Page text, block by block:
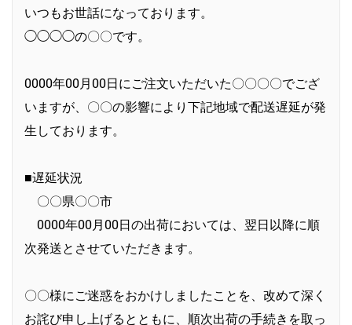
いつもお世話になっております。
◯◯◯◯の〇〇です。
0000年00月00日にご注文いただいた〇〇〇〇でござ
いますが、〇〇の影響により下記地域で配送遅延が発
生しております。
■遅延状況
〇〇県〇〇市
0000年00月00日の出荷においては、翌日以降に順
次発送とさせていただきます。
〇〇様にご迷惑をおかけしましたことを、改めて深く
お詫び申し上げるとともに、順次出荷の手続きを取っ